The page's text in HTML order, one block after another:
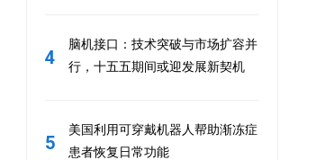
4
脑机接口：技术突破与市场扩容并
行，十五五期间或迎发展新契机
5
美国利用可穿戴机器人帮助渐冻症
患者恢复日常功能